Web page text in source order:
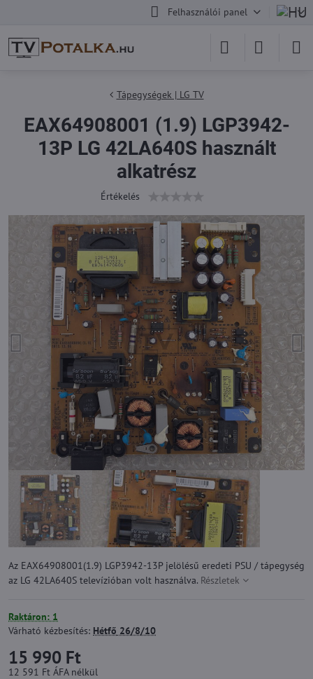
Felhasználói panel
Tápegységek | LG TV
EAX64908001 (1.9) LGP3942-
13P LG 42LA640S használt
alkatrész
Értékelés
Az EAX64908001(1.9) LGP3942-13P jelölésű eredeti PSU / tápegység
az LG 42LA640S televízióban volt használva. Részletek
Raktáron: 1
Várható kézbesítés: Hétfő 26/8/10
15 990 Ft
12 591 Ft ÁFA nélkül